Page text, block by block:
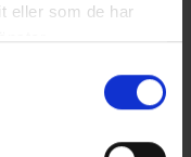
eller som de har